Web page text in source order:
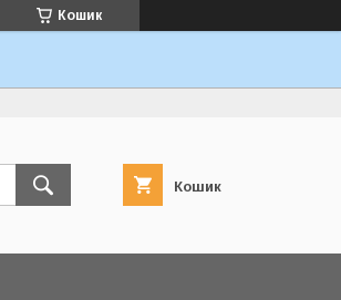
Кошик
Кошик